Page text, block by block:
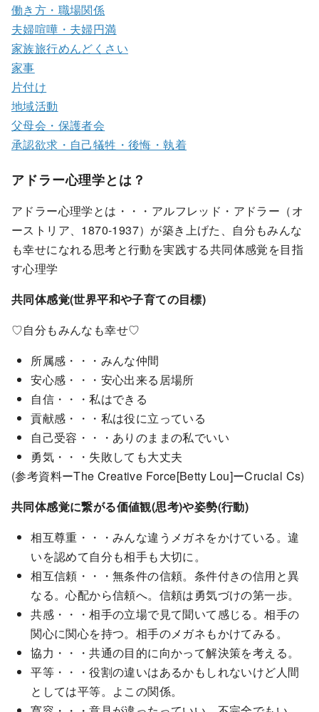
働き方・職場関係
夫婦喧嘩・夫婦円満
家族旅行めんどくさい
家事
片付け
地域活動
父母会・保護者会
承認欲求・自己犠牲・後悔・執着
アドラー心理学とは？
アドラー心理学とは・・・アルフレッド・アドラー（オ
ーストリア、1870-1937）が築き上げた、自分もみんな
も幸せになれる思考と行動を実践する共同体感覚を目指
す心理学
共同体感覚(世界平和や子育ての目標)
♡自分もみんなも幸せ♡
所属感・・・みんな仲間
安心感・・・安心出来る居場所
自信・・・私はできる
貢献感・・・私は役に立っている
自己受容・・・ありのままの私でいい
勇気・・・失敗しても大丈夫
(参考資料ーThe Creative Force[Betty Lou]ーCrucial Cs)
共同体感覚に繋がる価値観(思考)や姿勢(行動)
相互尊重・・・みんな違うメガネをかけている。違
いを認めて自分も相手も大切に。
相互信頼・・・無条件の信頼。条件付きの信用と異
なる。心配から信頼へ。信頼は勇気づけの第一歩。
共感・・・相手の立場で見て聞いて感じる。相手の
関心に関心を持つ。相手のメガネもかけてみる。
協力・・・共通の目的に向かって解決策を考える。
平等・・・役割の違いはあるかもしれないけど人間
としては平等。よこの関係。